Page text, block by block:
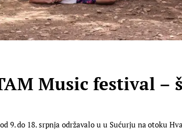
Music festival
9. do 18. srpnja održavalo u u Sućurju na otoku